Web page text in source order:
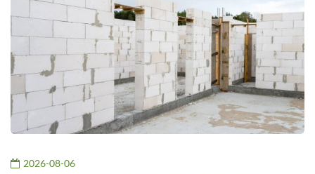
2026-08-06